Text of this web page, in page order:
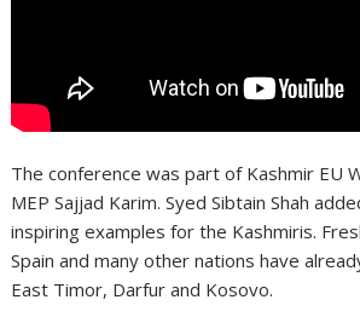
The conference was part of Kashmir EU
MEP Sajjad Karim. Syed Sibtain Shah
inspiring examples for the Kashmiris.
Spain and many other nations have
East Timor, Darfur and Kosovo.